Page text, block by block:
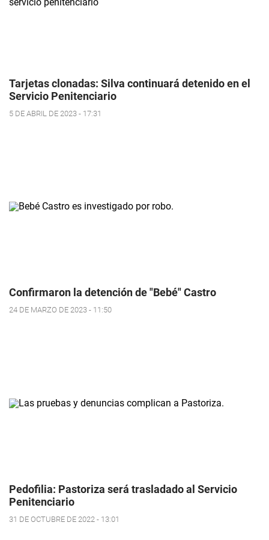
Tarjetas clonadas: Silva continuará detenido en el
Servicio Penitenciario
5 DE ABRIL DE 2023 - 17:31
Confirmaron la detención de "Bebé" Castro
24 DE MARZO DE 2023 - 11:50
Pedofilia: Pastoriza será trasladado al Servicio
Penitenciario
31 DE OCTUBRE DE 2022 - 13:01